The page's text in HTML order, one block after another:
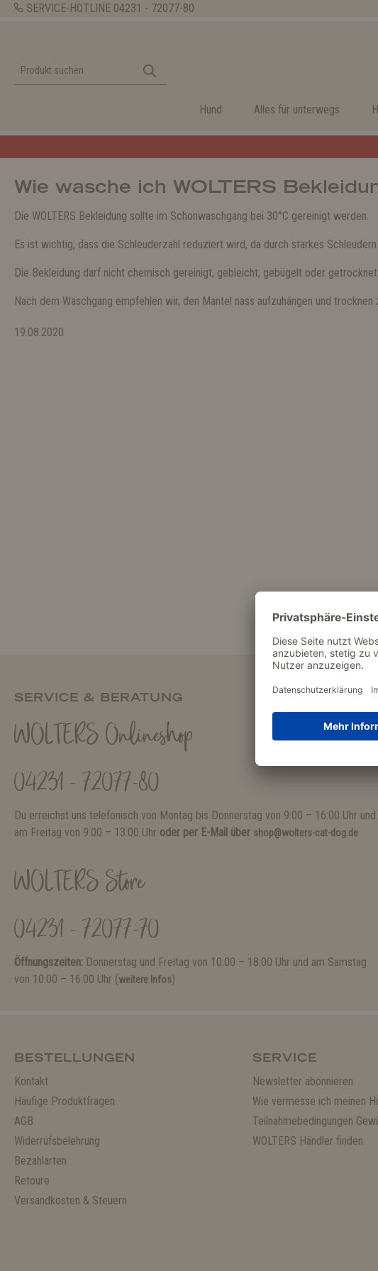
SERVICE-HOTLINE 04231 - 72077-80
Hund Alles für unterwegs
Wie wasche ich WOLTERS
Die WOLTERS Bekleidung sollte im Schonwaschgang bei 30°C gereinigt werden.
Es ist wichtig, dass die Schleuderzahl reduziert wird, da durch starkes
Die Bekleidung darf nicht chemisch gereinigt, gebleicht, gebügelt oder
Nach dem Waschgang empfehlen wir, den Mantel nass aufzuhängen und trocknen
19.08.2020
SERVICE & BERATUNG
WOLTERS Onlineshop
04231 - 72077-80
Du erreichst uns telefonisch von Montag bis Donnerstag von 9:00 – 16:00 Uhr und
am Freitag von 9:00 – 13:00 Uhr oder per E-Mail über shop@wolters-cat-dog.de
WOLTERS Store
04231 - 72077-70
Öffnungszeiten: Donnerstag und Freitag von 10:00 – 18:00 Uhr und am Samstag
von 10:00 – 16:00 Uhr (weitere Infos)
BESTELLUNGEN
Kontakt
Häufige Produktfragen
AGB
Widerrufsbelehrung
Bezahlarten
Retoure
Versandkosten & Steuern
SERVICE
Newsletter abonnieren
Wie vermesse ich meinen
Teilnahmebedingungen
WOLTERS Händler finden